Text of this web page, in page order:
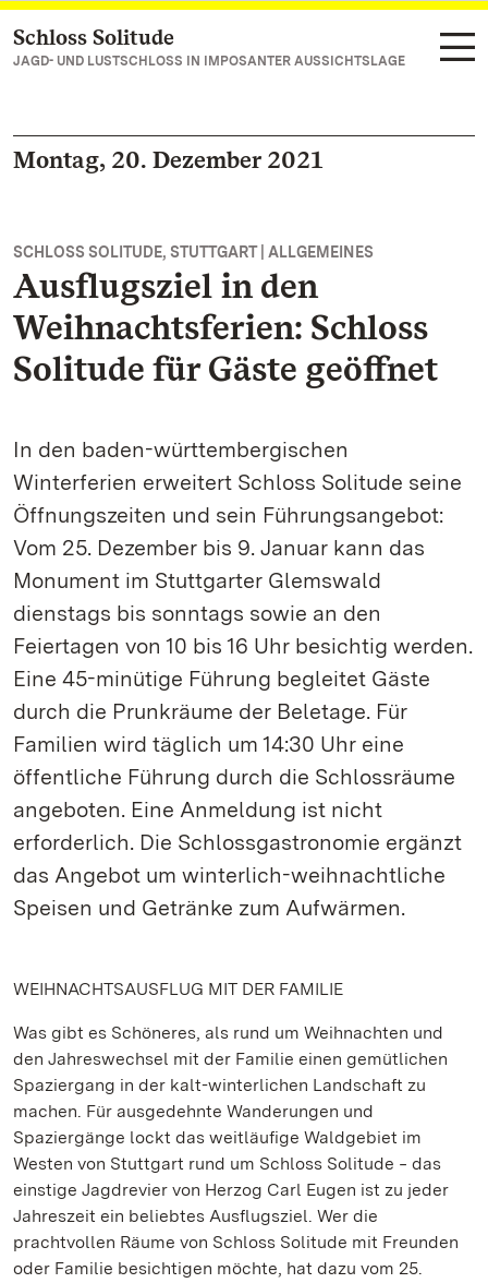
Zum Hauptinhalt springen
Schloss Solitude
JAGD- UND LUSTSCHLOSS IN IMPOSANTER AUSSICHTSLAGE
Montag, 20. Dezember 2021
SCHLOSS SOLITUDE, STUTTGART | ALLGEMEINES
Ausflugsziel in den
Weihnachtsferien: Schloss
Solitude für Gäste geöffnet
In den baden-württembergischen
Winterferien erweitert Schloss Solitude seine
Öffnungszeiten und sein Führungsangebot:
Vom 25. Dezember bis 9. Januar kann das
Monument im Stuttgarter Glemswald
dienstags bis sonntags sowie an den
Feiertagen von 10 bis 16 Uhr besichtig werden.
Eine 45-minütige Führung begleitet Gäste
durch die Prunkräume der Beletage. Für
Familien wird täglich um 14:30 Uhr eine
öffentliche Führung durch die Schlossräume
angeboten. Eine Anmeldung ist nicht
erforderlich. Die Schlossgastronomie ergänzt
das Angebot um winterlich-weihnachtliche
Speisen und Getränke zum Aufwärmen.
WEIHNACHTSAUSFLUG MIT DER FAMILIE
Was gibt es Schöneres, als rund um Weihnachten und
den Jahreswechsel mit der Familie einen gemütlichen
Spaziergang in der kalt-winterlichen Landschaft zu
machen. Für ausgedehnte Wanderungen und
Spaziergänge lockt das weitläufige Waldgebiet im
Westen von Stuttgart rund um Schloss Solitude ‒ das
einstige Jagdrevier von Herzog Carl Eugen ist zu jeder
Jahreszeit ein beliebtes Ausflugsziel. Wer die
prachtvollen Räume von Schloss Solitude mit Freunden
oder Familie besichtigen möchte, hat dazu vom 25.